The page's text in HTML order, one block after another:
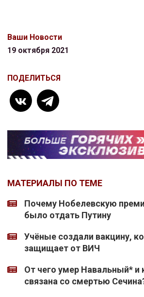
Ваши Новости
19 октября 2021
ПОДЕЛИТЬСЯ
МАТЕРИАЛЫ ПО ТЕМЕ
Почему Нобелевскую
было отдать Путину
Учёные создали вакцину,
защищает от ВИЧ
От чего умер Навальный* и
связана со смертью